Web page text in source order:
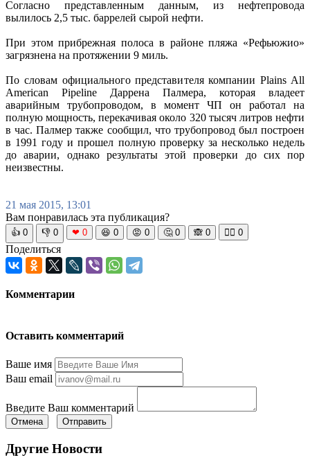
Согласно представленным данным, из нефтепровода
вылилось 2,5 тыс. баррелей сырой нефти.
При этом прибрежная полоса в районе пляжа «Рефьюжио»
загрязнена на протяжении 9 миль.
По словам официального представителя компании Plains All
American Pipeline Даррена Палмера, которая владеет
аварийным трубопроводом, в момент ЧП он работал на
полную мощность, перекачивая около 320 тысяч литров нефти
в час. Палмер также сообщил, что трубопровод был построен
в 1991 году и прошел полную проверку за несколько недель
до аварии, однако результаты этой проверки до сих пор
неизвестны.
21 мая 2015, 13:01
Вам понравилась эта публикация?
👍 0 👎 0 ❤ 0 😆 0 😡 0 🤔 0 🙈 0 🧘‍♀️ 0
Поделиться
Комментарии
Оставить комментарий
Ваше имя
Ваш email
Введите Ваш комментарий
Отмена Отправить
Другие Новости